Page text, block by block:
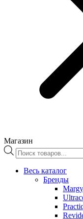
Магазин
Поиск
товаров
Весь каталог
Бренды